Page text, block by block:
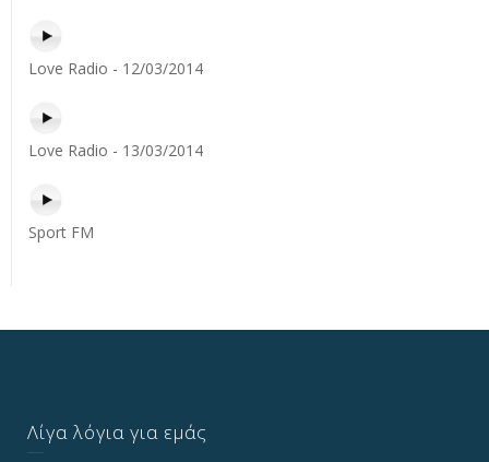
Love Radio - 12/03/2014
Love Radio - 13/03/2014
Sport FM
Λίγα λόγια για εμάς